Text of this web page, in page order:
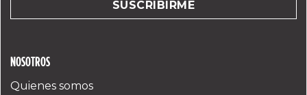
NOSOTROS
Quienes somos